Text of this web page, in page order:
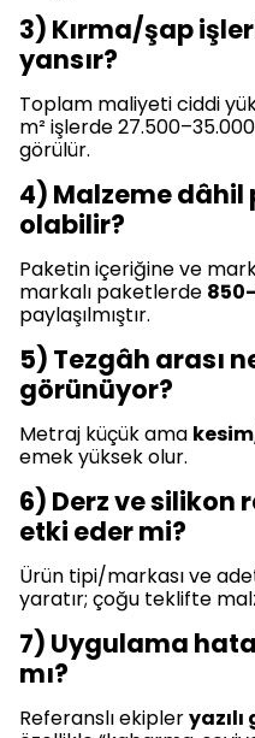
3) Kırma/şap
yansır?
Toplam maliyeti ciddi
m² işlerde
görülür.
4) Malzeme dâhil
olabilir?
Paketin içeriğine ve
markalı paketlerde
paylaşılmıştır.
5) Tezgâh arası
görünüyor?
Metraj küçük ama
emek yüksek olur.
6) Derz ve silikon
etki eder mi?
Ürün tipi/markası ve
yaratır; çoğu teklifte
7) Uygulama
mı?
Referanslı ekipler